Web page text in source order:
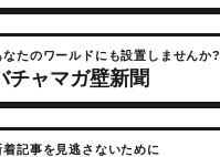
なたのワールドにも設置しませんか?
チャマガ壁新聞
着記事を見逃さないために